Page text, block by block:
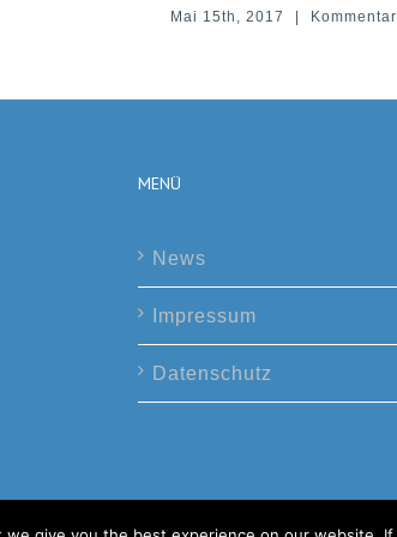
Kommentare deaktiviert
für
RF-
MENÜ
News
Impressum
Datenschutz